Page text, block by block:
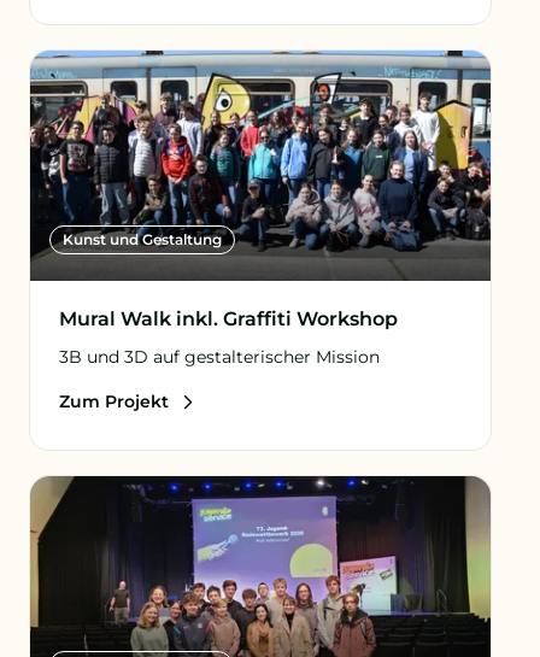
Kunst und Gestaltung
Mural Walk inkl. Graffiti Workshop
3B und 3D auf gestalterischer Mission
Zum Projekt